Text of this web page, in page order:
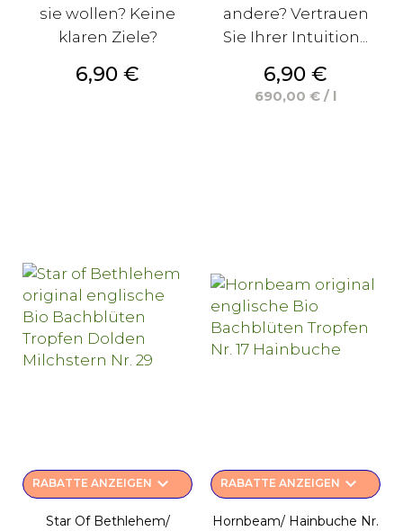
sie wollen? Keine
klaren Ziele?
Preis
6,90 €
andere? Vertrauen
Sie Ihrer Intuition...
Preis
6,90 €
690,00 € / l
RABATTE ANZEIGEN keyboard_arrow_down
Star Of Bethlehem/
RABATTE ANZEIGEN keyboard_arrow_down
Hornbeam/ Hainbuche Nr.